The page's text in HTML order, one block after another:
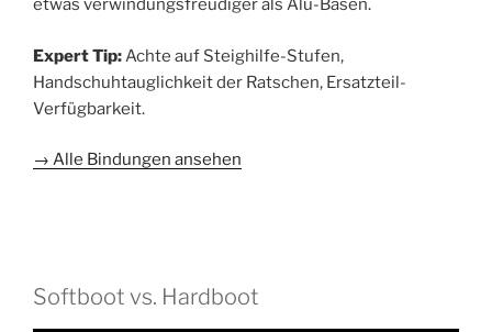
etwas verwindungsfreudiger als Alu-Basen.
Expert Tip:Achte auf Steighilfe-Stufen,
Handschuhtauglichkeit der Ratschen, Ersatzteil-
Verfügbarkeit.
→ Alle Bindungen ansehen
Softboot vs. Hardboot